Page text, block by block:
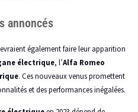
annoncés
également faire leur apparition
électrique, l’Alfa Romeo
. Ces nouveaux venus promettent
et des performances inégalées.